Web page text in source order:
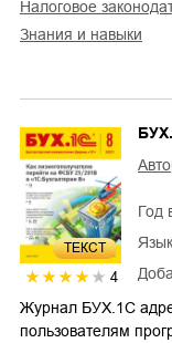
налоговое
знания и навыки
ТЕКСТ
4
Год
Журнал БУХ.1С
пользователям